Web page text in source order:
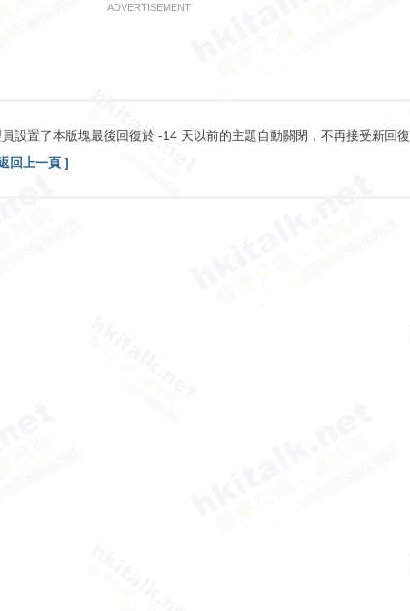
ADVERTISEMENT
設置了本版塊最後回復於 -14 天以前的主題自動關閉，不再接受新回復
回上一頁 ]